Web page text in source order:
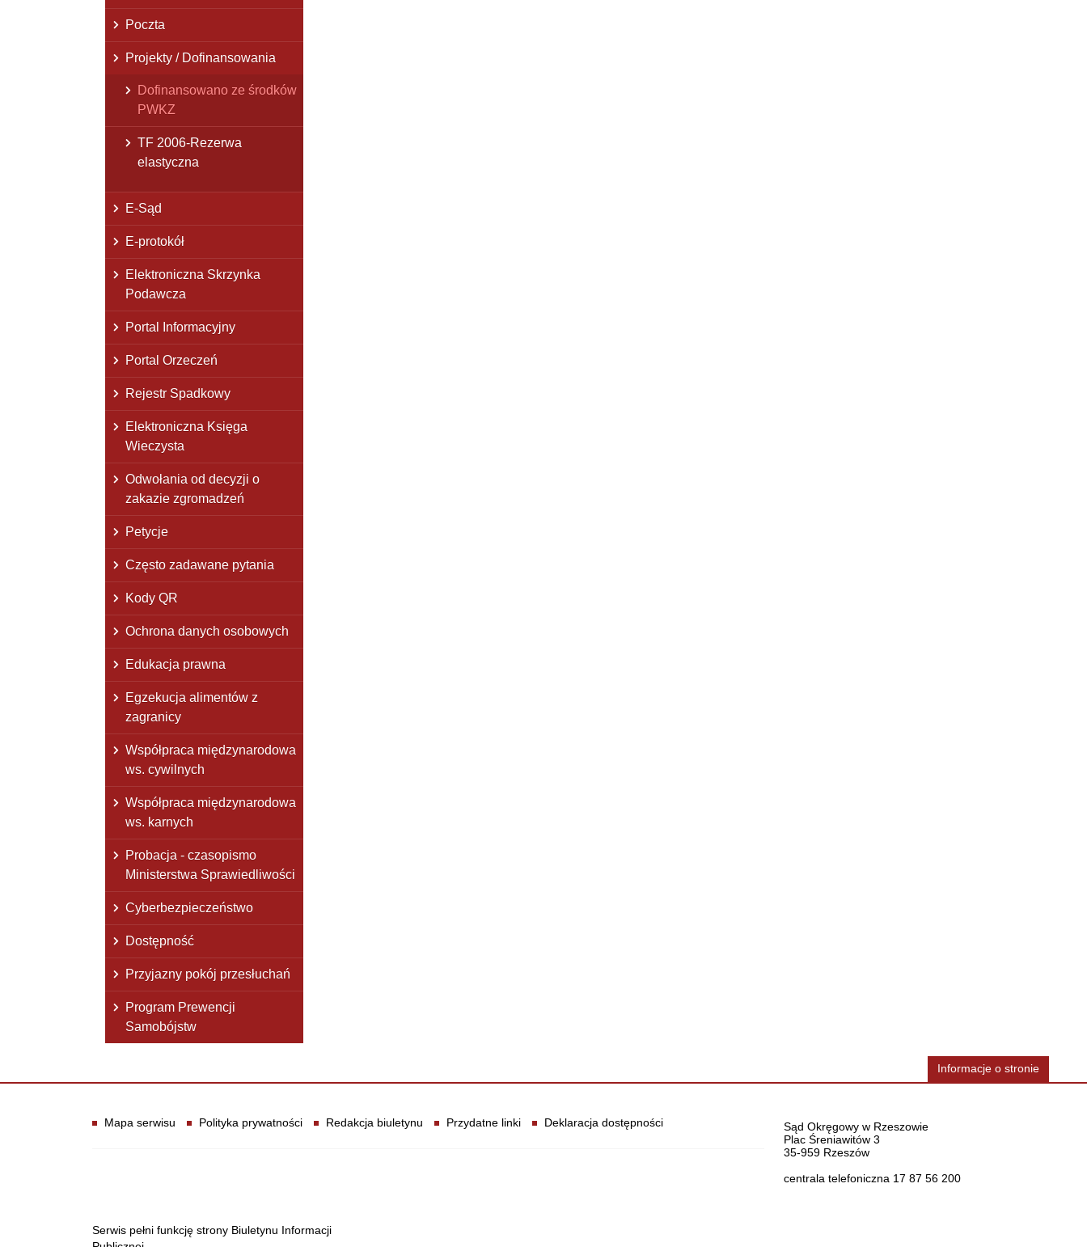
Poczta
Projekty / Dofinansowania
Dofinansowano ze środków
PWKZ
TF 2006-Rezerwa
elastyczna
E-Sąd
E-protokół
Elektroniczna Skrzynka
Podawcza
Portal Informacyjny
Portal Orzeczeń
Rejestr Spadkowy
Elektroniczna Księga
Wieczysta
Odwołania od decyzji o
zakazie zgromadzeń
Petycje
Często zadawane pytania
Kody QR
Ochrona danych osobowych
Edukacja prawna
Egzekucja alimentów z
zagranicy
Współpraca międzynarodowa
ws. cywilnych
Współpraca międzynarodowa
ws. karnych
Probacja - czasopismo
Ministerstwa Sprawiedliwości
Cyberbezpieczeństwo
Dostępność
Przyjazny pokój przesłuchań
Program Prewencji
Samobójstw
Informacje o stronie
Informacje
Mapa serwisu Polityka prywatności Redakcja biuletynu Przydatne linki Deklaracja dostępności Dane teleadresowe
Sąd Okręgowy w Rzeszowie
Plac Śreniawitów 3
35-959 Rzeszów
centrala telefoniczna 17 87 56 200
Serwis pełni funkcję strony Biuletynu Informacji